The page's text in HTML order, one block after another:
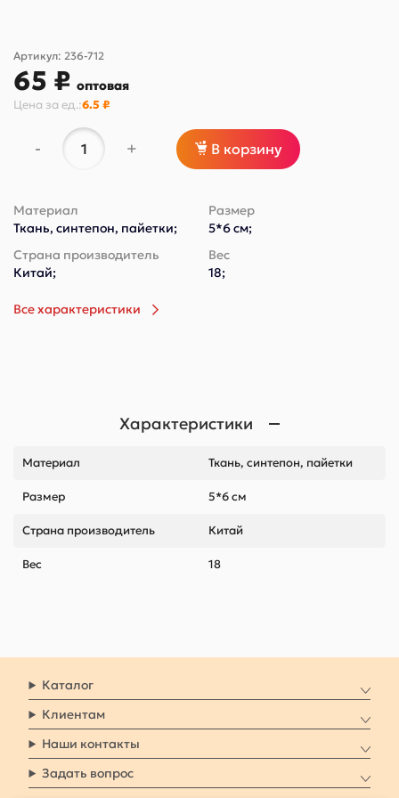
Артикул: 236-712
65 ₽ оптовая
Цена за ед.:6.5 ₽
- + В корзину
Материал
Ткань, синтепон, пайетки;
Размер
5*6 см;
Страна производитель
Китай;
Вес
18;
Все характеристики
Характеристики
Материал Ткань, синтепон, пайетки
Размер 5*6 см
Страна производитель Китай
Вес 18
Каталог
Клиентам
Наши контакты
Задать вопрос